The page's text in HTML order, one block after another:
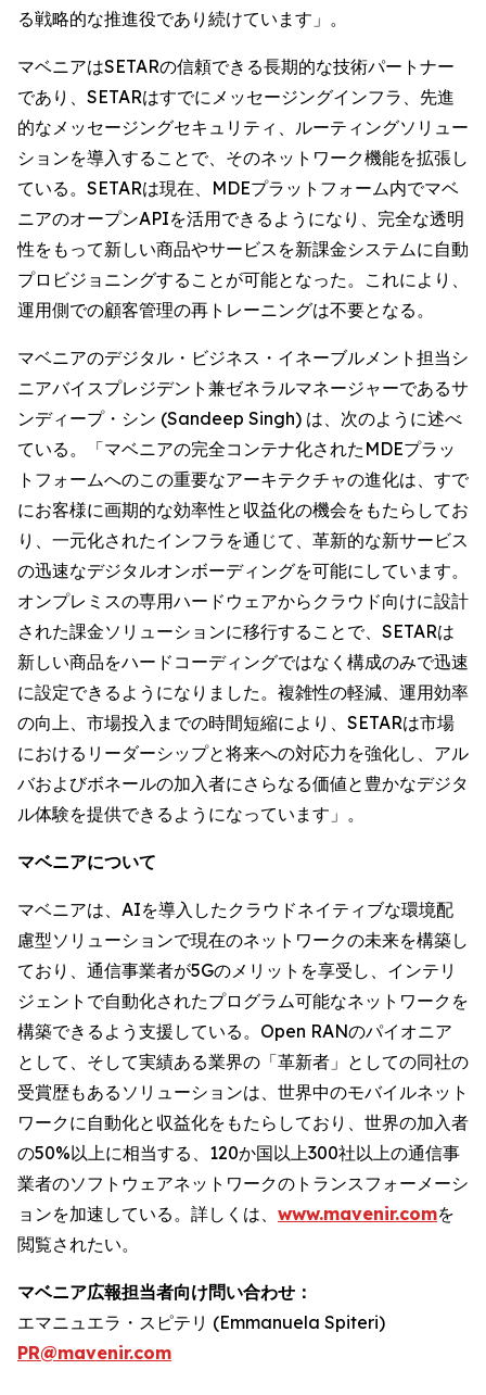
る戦略的な推進役であり続けています」。
マベニアはSETARの信頼できる長期的な技術パートナー
であり、SETARはすでにメッセージングインフラ、先進
的なメッセージングセキュリティ、ルーティングソリュー
ションを導入することで、そのネットワーク機能を拡張し
ている。SETARは現在、MDEプラットフォーム内でマベ
ニアのオープンAPIを活用できるようになり、完全な透明
性をもって新しい商品やサービスを新課金システムに自動
プロビジョニングすることが可能となった。これにより、
運用側での顧客管理の再トレーニングは不要となる。
マベニアのデジタル・ビジネス・イネーブルメント担当シ
ニアバイスプレジデント兼ゼネラルマネージャーであるサ
ンディープ・シン (Sandeep Singh) は、次のように述べ
ている。「マベニアの完全コンテナ化されたMDEプラッ
トフォームへのこの重要なアーキテクチャの進化は、すで
にお客様に画期的な効率性と収益化の機会をもたらしてお
り、一元化されたインフラを通じて、革新的な新サービス
の迅速なデジタルオンボーディングを可能にしています。
オンプレミスの専用ハードウェアからクラウド向けに設計
された課金ソリューションに移行することで、SETARは
新しい商品をハードコーディングではなく構成のみで迅速
に設定できるようになりました。複雑性の軽減、運用効率
の向上、市場投入までの時間短縮により、SETARは市場
におけるリーダーシップと将来への対応力を強化し、アル
バおよびボネールの加入者にさらなる価値と豊かなデジタ
ル体験を提供できるようになっています」。
マベニアについて
マベニアは、AIを導入したクラウドネイティブな環境配
慮型ソリューションで現在のネットワークの未来を構築し
ており、通信事業者が5Gのメリットを享受し、インテリ
ジェントで自動化されたプログラム可能なネットワークを
構築できるよう支援している。Open RANのパイオニア
として、そして実績ある業界の「革新者」としての同社の
受賞歴もあるソリューションは、世界中のモバイルネット
ワークに自動化と収益化をもたらしており、世界の加入者
の50%以上に相当する、120か国以上300社以上の通信事
業者のソフトウェアネットワークのトランスフォーメーシ
ョンを加速している。詳しくは、 www.mavenir.comを
閲覧されたい。
マベニア広報担当者向け問い合わせ：
エマニュエラ・スピテリ (Emmanuela Spiteri)
PR@mavenir.com